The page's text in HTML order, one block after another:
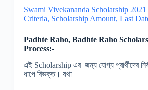
Swami Vivekananda Scholarship
Criteria, Scholarship Amount, Last
Padhte Raho, Badhte Raho
Process:-
এই Scholarship এর জন্য যোগ্য প্রার্থীদের
ধাপে বিভক্ত। যথা –